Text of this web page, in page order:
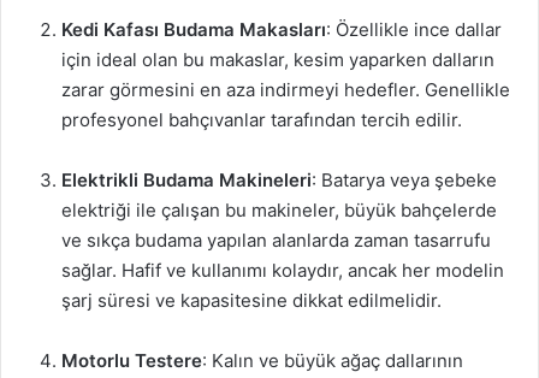
Kedi Kafası Budama Makasları: Özellikle ince dallar
için ideal olan bu makaslar, kesim yaparken dalların
zarar görmesini en aza indirmeyi hedefler. Genellikle
profesyonel bahçıvanlar tarafından tercih edilir.
Elektrikli Budama Makineleri: Batarya veya şebeke
elektriği ile çalışan bu makineler, büyük bahçelerde
ve sıkça budama yapılan alanlarda zaman tasarrufu
sağlar. Hafif ve kullanımı kolaydır, ancak her modelin
şarj süresi ve kapasitesine dikkat edilmelidir.
Motorlu Testere: Kalın ve büyük ağaç dallarının